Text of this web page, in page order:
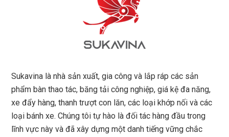
Sukavina là nhà sản xuất, gia công và lắp ráp các sản
phẩm bàn thao tác, băng tải công nghiệp, giá kệ đa năng,
xe đẩy hàng, thanh trượt con lăn, các loại khớp nối và các
loại bánh xe. Chúng tôi tự hào là đối tác hàng đầu trong
lĩnh vực này và đã xây dựng một danh tiếng vững chắc